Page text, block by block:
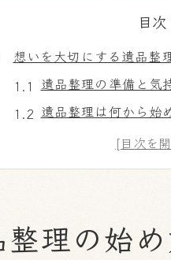
目次
想いを大切にする遺品整
遺品整理の準備と気
遺品整理は何から始
故人への想いを反映
家族と話し合う遺品
遺品整理で残すべき品の
遺品整理で捨てては
理の始